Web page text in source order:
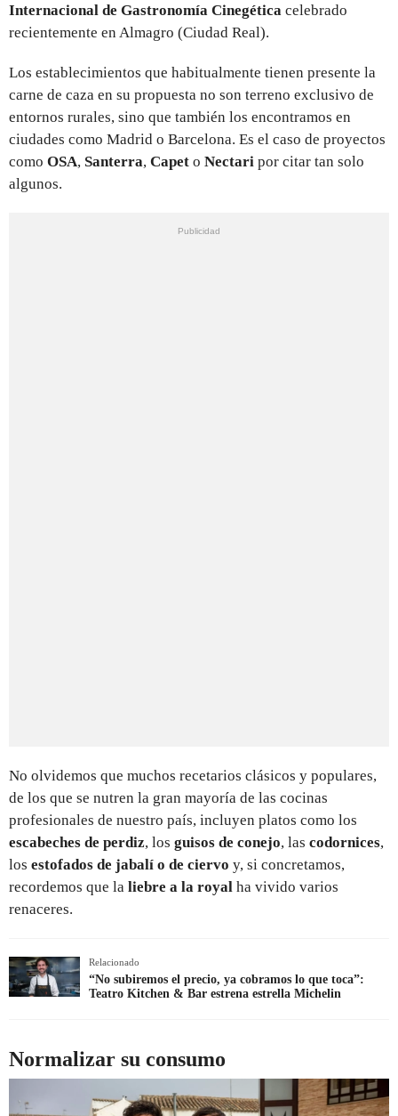
Internacional de Gastronomía Cinegética celebrado
recientemente en Almagro (Ciudad Real).
Los establecimientos que habitualmente tienen presente la
carne de caza en su propuesta no son terreno exclusivo de
entornos rurales, sino que también los encontramos en
ciudades como Madrid o Barcelona. Es el caso de proyectos
como OSA, Santerra, Capet o Nectari por citar tan solo
algunos.
No olvidemos que muchos recetarios clásicos y populares,
de los que se nutren la gran mayoría de las cocinas
profesionales de nuestro país, incluyen platos como los
escabeches de perdiz, los guisos de conejo, las codornices,
los estofados de jabalí o de ciervo y, si concretamos,
recordemos que la liebre a la royal ha vivido varios
renaceres.
Relacionado
“No subiremos el precio, ya cobramos lo que toca”:
Teatro Kitchen & Bar estrena estrella Michelin
Normalizar su consumo